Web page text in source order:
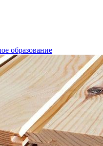
образование